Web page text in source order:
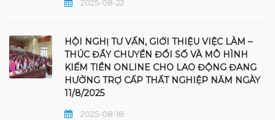
2025-08-22
HỘI NGHỊ TƯ VẤN, GIỚI THIỆU VIỆC LÀM –
THÚC ĐẨY CHUYỂN ĐỔI SỐ VÀ MÔ HÌNH
KIẾM TIỀN ONLINE CHO LAO ĐỘNG ĐANG
HƯỞNG TRỢ CẤP THẤT NGHIỆP NĂM NGÀY
11/8/2025
2025-08-18